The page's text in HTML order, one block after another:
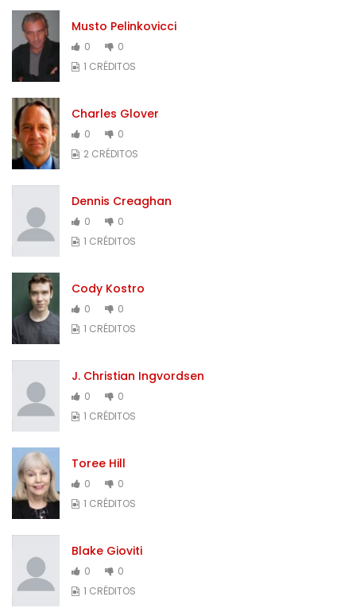
Musto Pelinkovicci
0
0
1 CRÉDITOS
Charles Glover
0
0
2 CRÉDITOS
Dennis Creaghan
0
0
1 CRÉDITOS
Cody Kostro
0
0
1 CRÉDITOS
J. Christian Ingvordsen
0
0
1 CRÉDITOS
Toree Hill
0
0
1 CRÉDITOS
Blake Gioviti
0
0
1 CRÉDITOS